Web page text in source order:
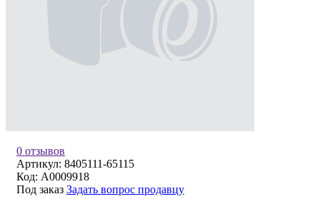
0 отзывов
Артикул: 8405111-65115
Код: A0009918
Под заказ Задать вопрос продавцу